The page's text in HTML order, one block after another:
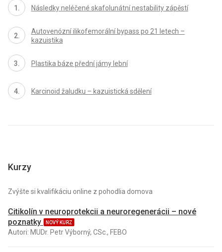
Následky neléčené skafolunátní nestability zápěstí
Autovenózní ilikofemorální bypass po 21 letech –
kazuistika
Plastika báze přední jámy lební
Karcinoid žaludku – kazuistická sdělení
Kurzy
Zvýšte si kvalifikáciu online z pohodlia domova
Citikolín v neuroprotekcii a neuroregenerácii – nové
poznatky
NOVÝ KURZ
Autori: MUDr. Petr Výborný, CSc., FEBO